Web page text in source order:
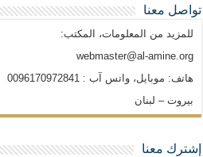
تواصل معنا
للمزيد من المعلومات، المكتب:
webmaster@al-amine.org
هاتف: موبايل، واتس آب : 0096170972841
بيروت – لبنان
إشترك معنا